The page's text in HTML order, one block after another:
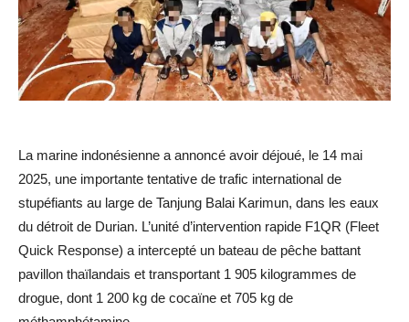
La marine indonésienne a annoncé avoir déjoué, le 14 mai
2025, une importante tentative de trafic international de
stupéfiants au large de Tanjung Balai Karimun, dans les eaux
du détroit de Durian. L’unité d’intervention rapide F1QR (Fleet
Quick Response) a intercepté un bateau de pêche battant
pavillon thaïlandais et transportant 1 905 kilogrammes de
drogue, dont 1 200 kg de cocaïne et 705 kg de